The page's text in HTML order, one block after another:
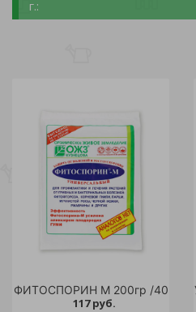
г.:
ФИТОСПОРИН М 200гр /40
117 руб.